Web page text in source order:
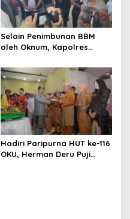
Selain Penimbunan BBM
oleh Oknum, Kapolres
Kurang, Pertamina Patra
Niaga Bungkam
Hadiri Paripurna HUT ke-116
OKU, Herman Deru Puji